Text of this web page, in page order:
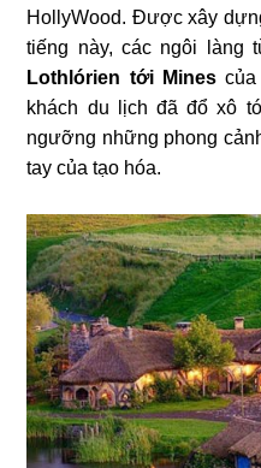
HollyWood. Được xây
tiếng này, các ngôi làng
Lothlórien tới Minescủa
khách du lịch đã đổ xô
ngưỡng những phong
tay của tạo hóa.